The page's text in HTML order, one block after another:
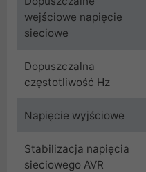
wejściowe napięcie
sieciowe
Dopuszczalna
częstotliwość Hz
Napięcie wyjściowe
Stabilizacja napięcia
sieciowego AVR